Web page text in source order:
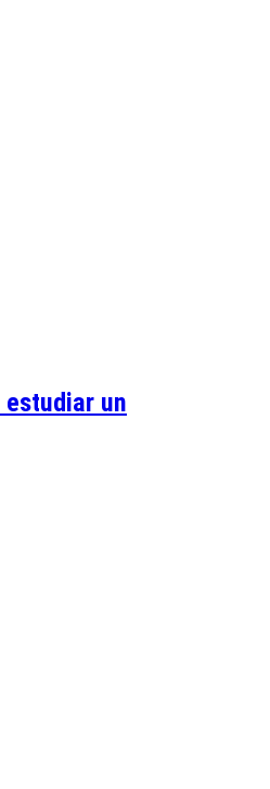
estudiar un